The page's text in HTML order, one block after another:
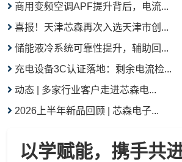
商用变频空调APF提升背后，电流...
喜报！天津芯森再次入选天津市创...
储能液冷系统可靠性提升，辅助回...
充电设备3C认证落地：剩余电流检...
动态 | 多家行业客户走进芯森电...
2026上半年新品回顾 | 芯森电子...
以学赋能，携手共